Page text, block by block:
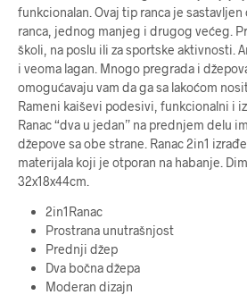
funkcionalan. Ovaj tip ranca je sastavljen
ranca, jednog manjeg i drugog većeg.
školi, na poslu ili za sportske aktivnosti.
i veoma lagan. Mnogo pregrada i
omogućavaju vam da ga sa lakoćom
Rameni kaiševi podesivi, funkcionalni i
Ranac “dva u jedan” na prednjem delu
džepove sa obe strane. Ranac 2in1
materijala koji je otporan na habanje.
32x18x44cm.
2in1Ranac
Prostrana unutrašnjost
Prednji džep
Dva bočna džepa
Moderan dizajn